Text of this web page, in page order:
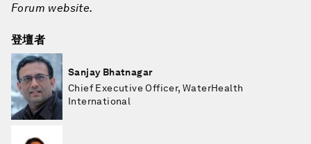
Forum website.
登壇者
Sanjay Bhatnagar
Chief Executive Officer, WaterHealth
International